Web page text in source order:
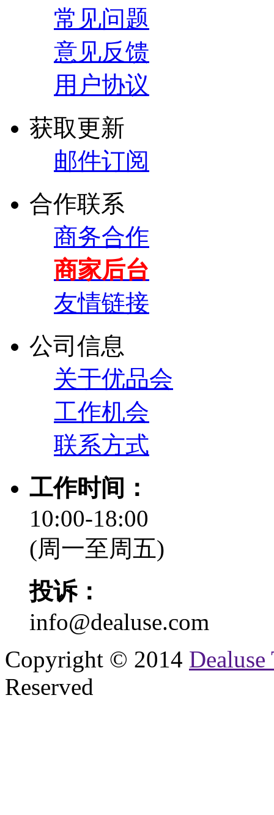
常见问题
意见反馈
用户协议
获取更新
邮件订阅
合作联系
商务合作
商家后台
友情链接
公司信息
关于优品会
工作机会
联系方式
工作时间：
10:00-18:00
(周一至周五)
投诉：
info@dealuse.com
Copyright © 2014
Reserved